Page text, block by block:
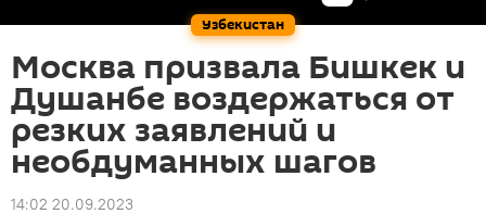
Узбекистан
Москва призвала Бишкек и
Душанбе воздержаться от
резких заявлений и
необдуманных шагов
14:02 20.09.2023